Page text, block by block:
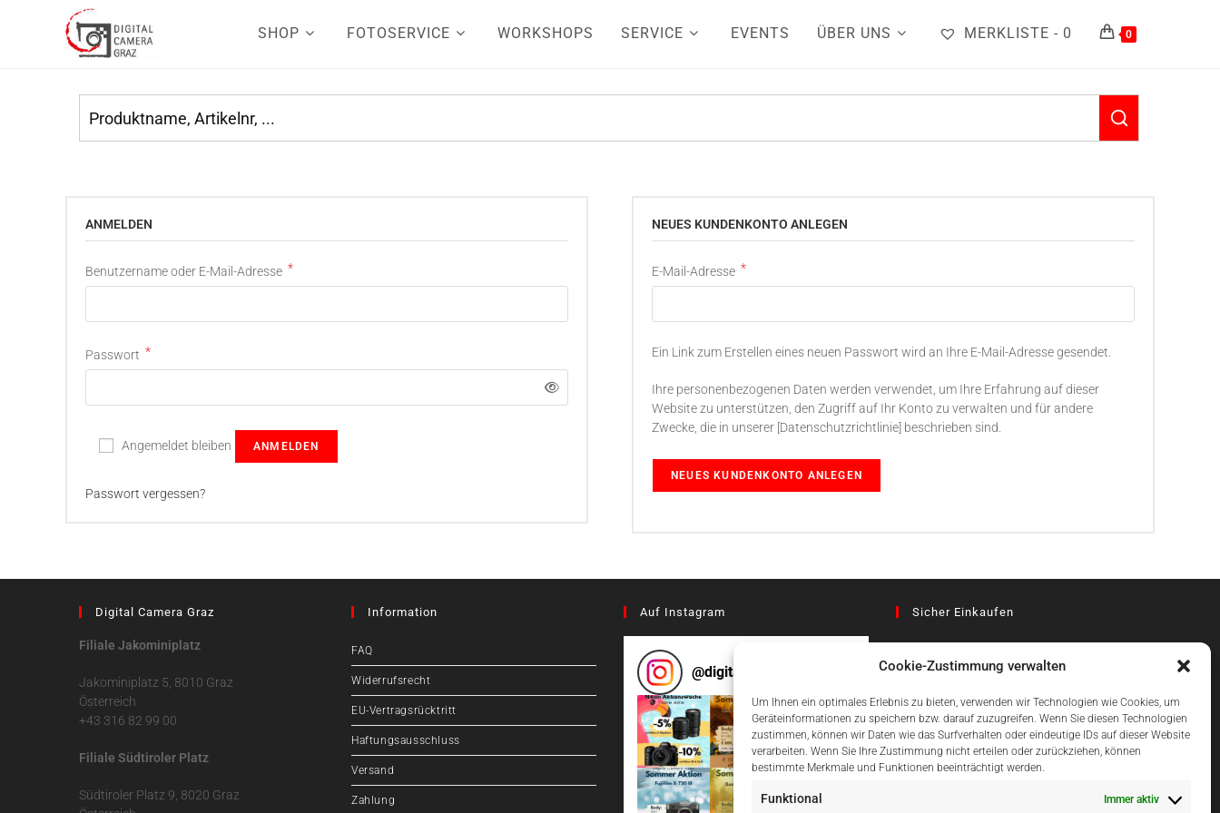
Cookie-Zustimmung verwalten
Um Ihnen ein optimales Erlebnis zu bieten, verwenden wir Technologien wie Cookies, um
Geräteinformationen zu speichern bzw. darauf zuzugreifen. Wenn Sie diesen Technologien
zustimmen, können wir Daten wie das Surfverhalten oder eindeutige IDs auf dieser Website
verarbeiten. Wenn Sie Ihre Zustimmung nicht erteilen oder zurückziehen, können
bestimmte Merkmale und Funktionen beeinträchtigt werden.
Funktional Immer aktiv
SHOP FOTOSERVICE WORKSHOPS SERVICE EVENTS ÜBER UNS MERKLISTE - 0 0
ANMELDEN
Benutzername oder E-Mail-Adresse *
Passwort *
Angemeldet bleiben ANMELDEN
Passwort vergessen?
NEUES KUNDENKONTO ANLEGEN
E-Mail-Adresse *
Ein Link zum Erstellen eines neuen Passwort wird an Ihre E-Mail-Adresse gesendet.
Ihre personenbezogenen Daten werden verwendet, um Ihre Erfahrung auf dieser
Website zu unterstützen, den Zugriff auf Ihr Konto zu verwalten und für andere
Zwecke, die in unserer [Datenschutzrichtlinie] beschrieben sind.
NEUES KUNDENKONTO ANLEGEN
Digital Camera Graz
Filiale Jakominiplatz
Jakominiplatz 5, 8010 Graz
Österreich
+43 316 82 99 00
Filiale Südtiroler Platz
Südtiroler Platz 9, 8020 Graz
Information
FAQ
Widerrufsrecht
EU-Vertragsrücktritt
Haftungsausschluss
Versand
Zahlung
Auf Instagram
@digitalcameragraz
Sicher Einkaufen
Einfach Online Bezahlen